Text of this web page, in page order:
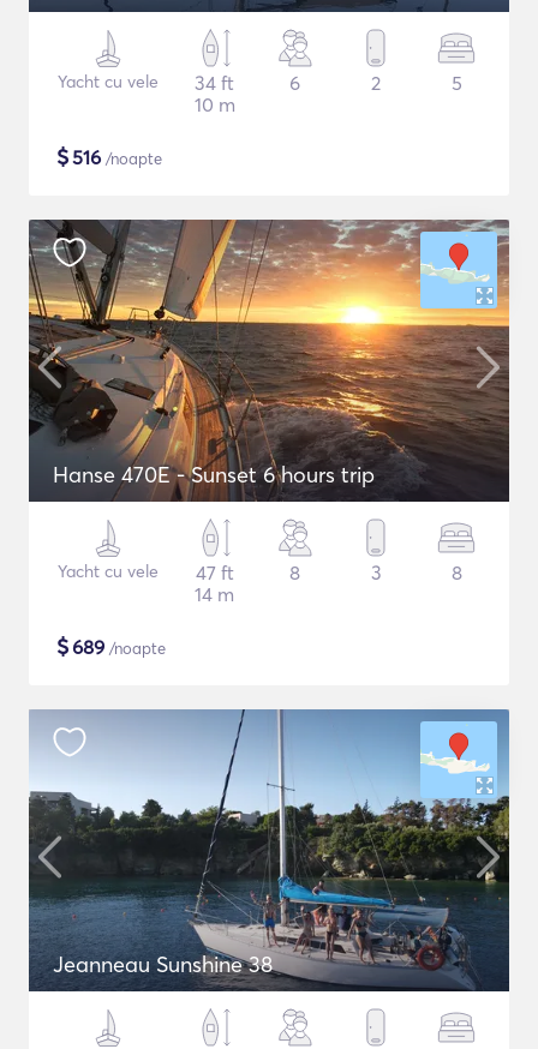
Yacht cu vele
34 ft
10 m
6 2 5
$516 /noapte
Hanse 470E - Sunset 6 hours trip
Yacht cu vele
47 ft
14 m
8 3 8
$689 /noapte
Jeanneau Sunshine 38